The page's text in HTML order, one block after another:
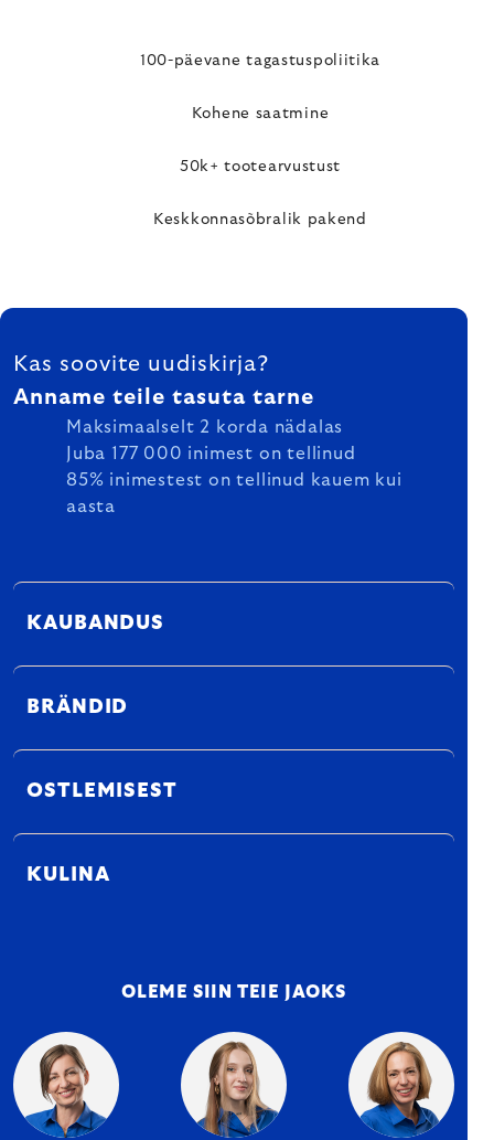
100-päevane tagastuspoliitika
Kohene saatmine
50k+ tootearvustust
Keskkonnasõbralik pakend
FOOTER
Kas soovite uudiskirja?
Anname teile tasuta tarne
Maksimaalselt 2 korda nädalas
Juba 177 000 inimest on tellinud
85% inimestest on tellinud kauem kui
aasta
KAUBANDUS
BRÄNDID
OSTLEMISEST
KULINA
OLEME SIIN TEIE JAOKS